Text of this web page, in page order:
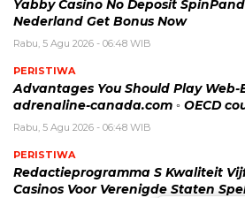
Yabby Casino No Deposit
Nederland Get Bonus Now
Rabu, 5 Agu 2026 - 06:48 WIB
PERISTIWA
Advantages You Should Play
adrenaline-canada.com ◦ OECD
Rabu, 5 Agu 2026 - 06:48 WIB
PERISTIWA
Redactieprogramma S Kwaliteit
Casinos Voor Verenigde Staten